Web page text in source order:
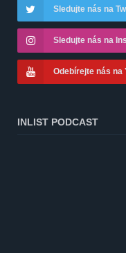
Sledujte nás na
Sledujte nás na
Odebírejte nás na
INLIST PODCAST